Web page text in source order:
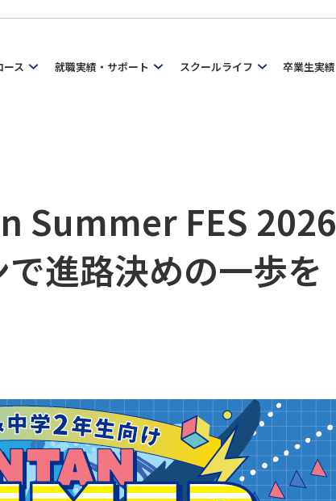
ース 就職実績・サポート スクールライフ 卒業生実績
Summer FES 2026
進路決めの一歩を